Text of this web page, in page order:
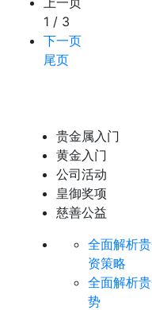
1 / 3
下一页
尾页
贵金属入门
黄金入门
公司活动
皇御奖项
慈善公益
全面解析
资策略
全面解析
势